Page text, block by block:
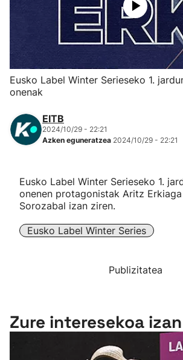
Eskubaloia
Kirolak 360
Atletismoa
Kirol gehiago
Eusko Label Winter Serieseko 1.
onenak
EITB
2024/10/29 - 22:21
Azken eguneratzea 2024/10/29 - 22:21
Eusko Label Winter Serieseko 1.
onenen protagonistak Aritz
Sorozabal izan ziren.
Eusko Label Winter Series
Publizitatea
Zure interesekoa